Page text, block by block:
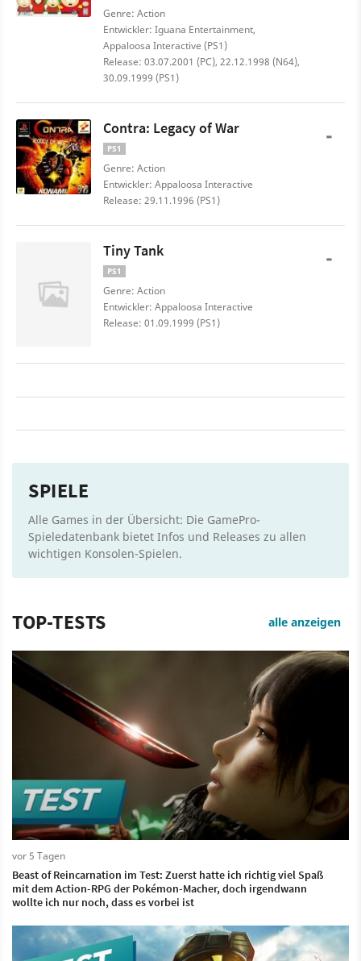
Genre: Action
Entwickler: Iguana Entertainment,
Appaloosa Interactive (PS1)
Release: 03.07.2001 (PC), 22.12.1998 (N64),
30.09.1999 (PS1)
Contra: Legacy of War
PS1
Genre: Action
Entwickler: Appaloosa Interactive
Release: 29.11.1996 (PS1)
-
Tiny Tank
PS1
Genre: Action
Entwickler: Appaloosa Interactive
Release: 01.09.1999 (PS1)
-
SPIELE
Alle Games in der Übersicht: Die GamePro-
Spieledatenbank bietet Infos und Releases zu allen
wichtigen Konsolen-Spielen.
TOP-TESTS alle anzeigen
vor 5 Tagen
Beast of Reincarnation im Test: Zuerst hatte ich richtig viel Spaß
mit dem Action-RPG der Pokémon-Macher, doch irgendwann
wollte ich nur noch, dass es vorbei ist